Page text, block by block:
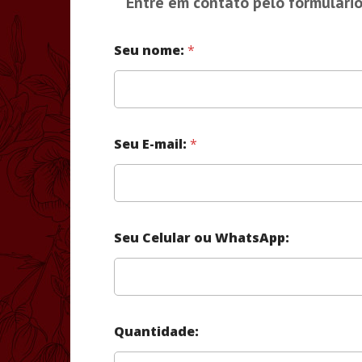
Seu nome: *
Seu E-mail: *
Seu Celular ou WhatsApp:
Quantidade: